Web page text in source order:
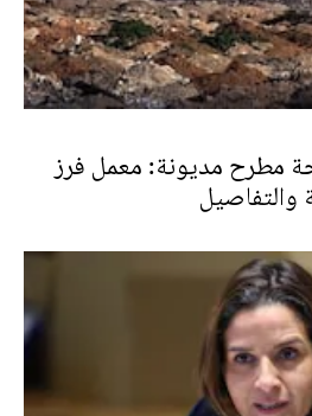
مديونة: معمل فرز
والتفاصيل